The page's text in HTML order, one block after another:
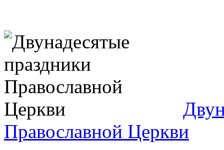
Православной Церкви